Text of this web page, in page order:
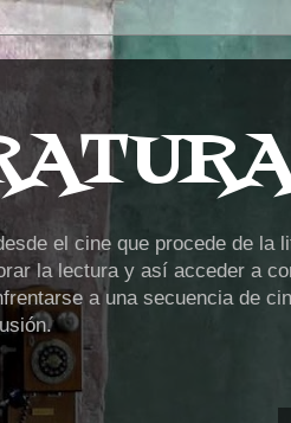
el cine que procede de la
la lectura y así acceder a
a una secuencia de